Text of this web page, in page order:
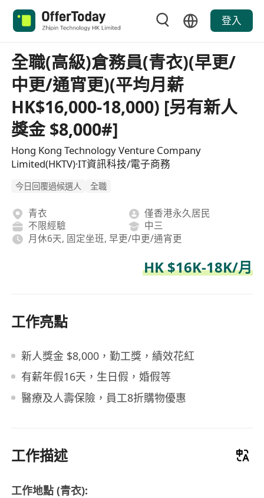
登入
全職(高級)倉務員(青衣)(早更/
中更/通宵更)(平均月薪
HK$16,000-18,000) [另有新人
獎金 $8,000#]
Hong Kong Technology Venture Company
Limited(HKTV)·IT資訊科技/電子商務
今日回覆過候選人 全職
青衣
僅香港永久居民
不限經驗
中三
月休6天, 固定坐班, 早更/中更/通宵更
HK $16K-18K/月
工作亮點
新人獎金 $8,000，勤工獎，績效花紅
有薪年假16天，生日假，婚假等
醫療及人壽保險，員工8折購物優惠
工作描述
工作地點 (青衣):